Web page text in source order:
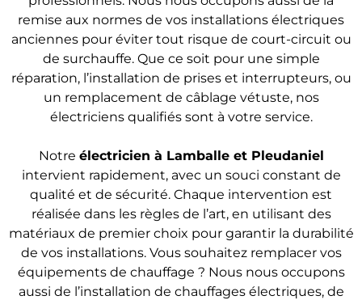
remise aux normes de vos installations électriques
anciennes pour éviter tout risque de court-circuit ou
de surchauffe. Que ce soit pour une simple
réparation, l’installation de prises et interrupteurs, ou
un remplacement de câblage vétuste, nos
électriciens qualifiés sont à votre service.
Notre électricien à Lamballe et Pleudaniel
intervient rapidement, avec un souci constant de
qualité et de sécurité. Chaque intervention est
réalisée dans les règles de l’art, en utilisant des
matériaux de premier choix pour garantir la durabilité
de vos installations. Vous souhaitez remplacer vos
équipements de chauffage ? Nous nous occupons
aussi de l’installation de chauffages électriques, de